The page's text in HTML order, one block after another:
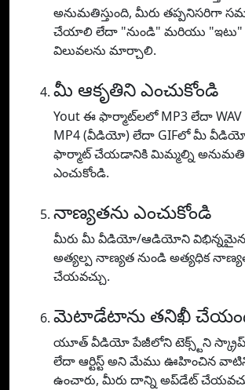
అనుమతిస్తుంది, మీరు తప్పనిసరిగా
చేయాలి లేదా "నుండి" మరియు "ఇటు"
విలువలను మార్చాలి.
మీ ఆకృతిని ఎంచుకోండి
Yout ఈ ఫార్మాట్‌లలో MP3 లేదా
MP4 (వీడియో) లేదా GIFలో మీ
ఫార్మాట్ చేయడానికి మిమ్మల్ని
ఎంచుకోండి.
నాణ్యతను ఎంచుకోండి
మీరు మీ వీడియో/ఆడియోని విభిన్నమైన
అత్యల్ప నాణ్యత నుండి అత్యధిక
చేయవచ్చు.
మెటాడేటాను తనిఖీ
యూత్ వీడియో పేజీలోని టెక్స్ట్‌ని
లేదా ఆర్టిస్ట్ అని మేము ఊహించిన
ఉంచారు, మీరు దాన్ని అప్‌డేట్